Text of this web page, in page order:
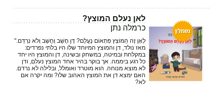
לאן נעלם המוצץ?
כרמלה נתן
לְאָן זֶה הַמּוֹצֵץ פִּתְאוֹם נֶעֱלַם? דָּן חָשַׁב וְחָשַׁב וְלֹא נִרְדַּם."
מאז נולד, דן והמוצץ המיוחד שלו היו בלתי נפרדים:
במקלחת ובמיטה, במשחק ובשינה, דן והמוצץ היו יחד
כל רגע ביממה. אך בוקר בהיר אחד המוצץ נעלם, ודן
לא מוצא מנוחה. הוא מוטרד ואומלל, ובלילה לא נרדם.
האם ימצא דן את המוצץ האהוב שלו? ומה יקרה אם
לא?